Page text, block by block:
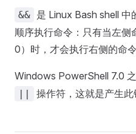
&& 是 Linux Bash shell 中
顺序执行命令：只有当左侧
0）时，才会执行右侧的命令
Windows PowerShell 7.0
|| 操作符，这就是产生此